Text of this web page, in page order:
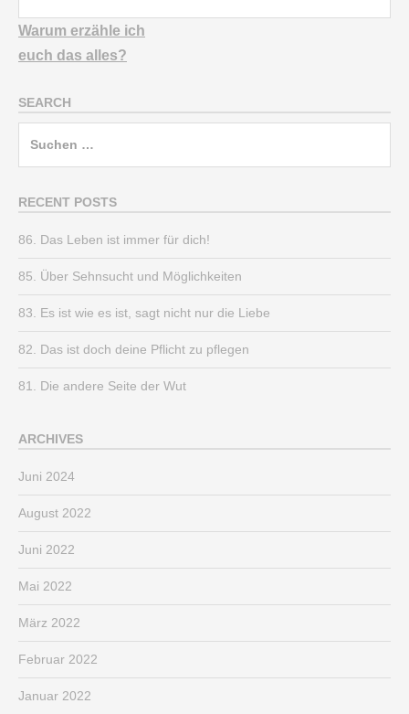
Warum erzähle ich
euch das alles?
SEARCH
RECENT POSTS
86. Das Leben ist immer für dich!
85. Über Sehnsucht und Möglichkeiten
83. Es ist wie es ist, sagt nicht nur die Liebe
82. Das ist doch deine Pflicht zu pflegen
81. Die andere Seite der Wut
ARCHIVES
Juni 2024
August 2022
Juni 2022
Mai 2022
März 2022
Februar 2022
Januar 2022